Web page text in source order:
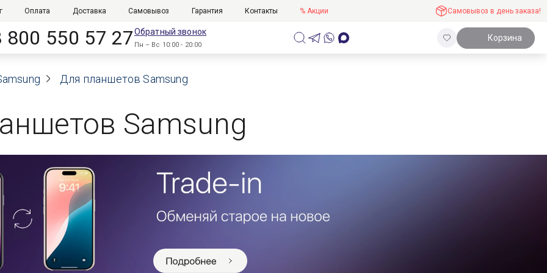
Оплата Доставка Самовывоз Гарантия Контакты % Акции Самовывоз в день заказа!
800 550 57 27Обратный звонок
Пн – Вс 10:00 - 20:00
Корзина
Для планшетов Samsung
Samsung